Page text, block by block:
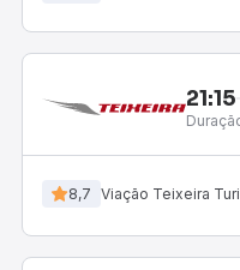
21:15
8,7 Viação Teixeira